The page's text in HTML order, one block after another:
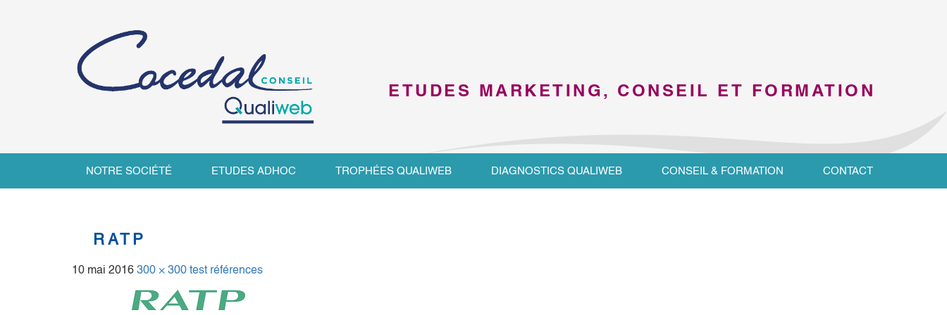
ETUDES MARKETING, CONSEIL ET FORMATION
NOTRE SOCIÉTÉ ETUDES ADHOC TROPHÉES QUALIWEB DIAGNOSTICS QUALIWEB CONSEIL & FORMATION CONTACT
RATP
10 mai 2016 300 × 300 test références